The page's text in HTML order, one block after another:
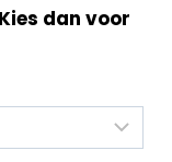
dan voor